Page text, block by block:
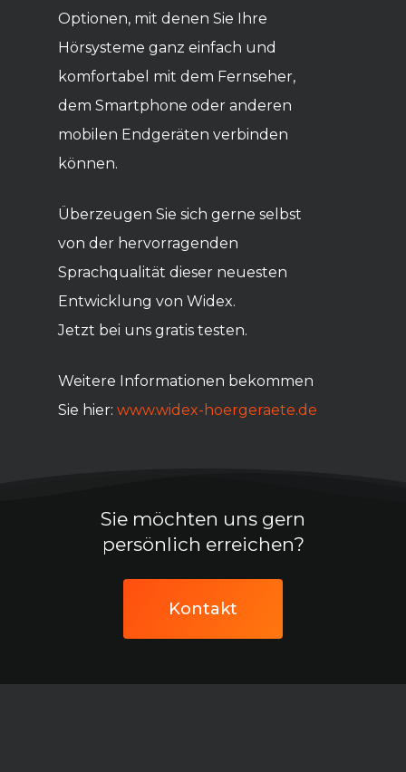
Optionen, mit denen Sie Ihre
Hörsysteme ganz einfach und
komfortabel mit dem Fernseher,
dem Smartphone oder anderen
mobilen Endgeräten verbinden
können.
Überzeugen Sie sich gerne selbst
von der hervorragenden
Sprachqualität dieser neuesten
Entwicklung von Widex.
Jetzt bei uns gratis testen.
Weitere Informationen bekommen
Sie hier:www.widex-hoergeraete.de
Sie möchten uns gern
persönlich erreichen?
Kontakt